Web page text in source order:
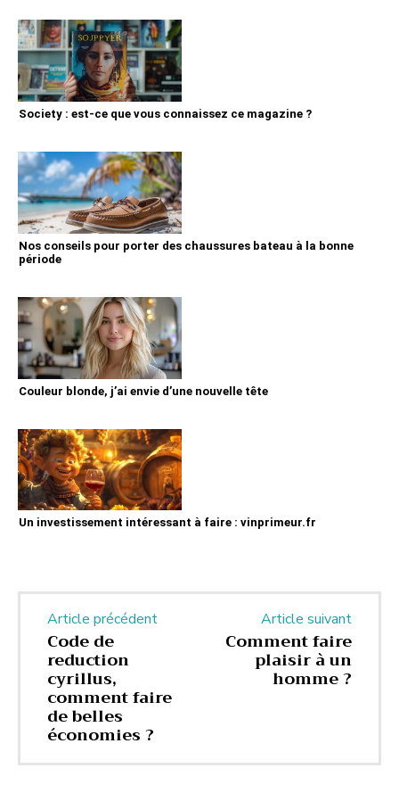
Society : est-ce que vous connaissez ce magazine ?
Nos conseils pour porter des chaussures bateau à la bonne
période
Couleur blonde, j’ai envie d’une nouvelle tête
Un investissement intéressant à faire : vinprimeur.fr
Article précédent
Code de
reduction
cyrillus,
comment faire
de belles
économies ?
Article suivant
Comment faire
plaisir à un
homme ?